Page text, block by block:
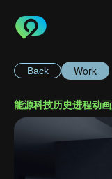
Back Work
能源科技历史进程动